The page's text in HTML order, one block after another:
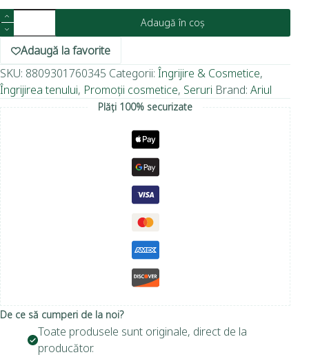
Adaugă în coș
Adaugă la favorite
SKU: 8809301760345 Categorii: Îngrijire & Cosmetice,
Îngrijirea tenului, Promoții cosmetice, Seruri Brand: Ariul
Plăți 100% securizate
De ce să cumperi de la noi?
Toate produsele sunt originale, direct de la
producător.